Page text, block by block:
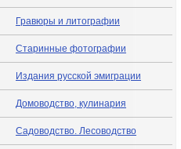
Гравюры и литографии
Старинные фотографии
Издания русской эмиграции
Домоводство, кулинария
Садоводство. Лесоводство